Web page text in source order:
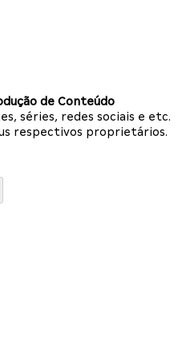
de Conteúdo
séries, redes sociais e etc.
respectivos proprietários.